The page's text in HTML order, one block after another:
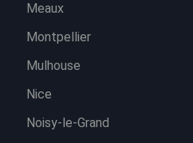
Meaux
Montpellier
Mulhouse
Nice
Noisy-le-Grand